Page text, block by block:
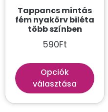
Tappancs mintás
fém nyakörv biléta
több színben
590Ft
Opciók
választása